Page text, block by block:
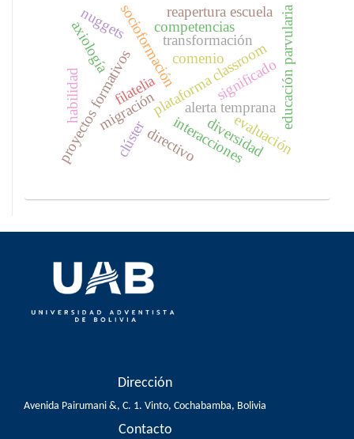
alerta temprana
plataforma classroom
migración educación parvularia
transformación
socioformación
proyectos formativos
competencias
interacciones
axiología
diversidad
filatelia significado
clúster
nuggets reapertura escuela
directivo
habilidad
evaluación
comenio
Dirección
Avenida Pairumani &, C. 1. Vinto, Cochabamba, Bolivia
Contacto